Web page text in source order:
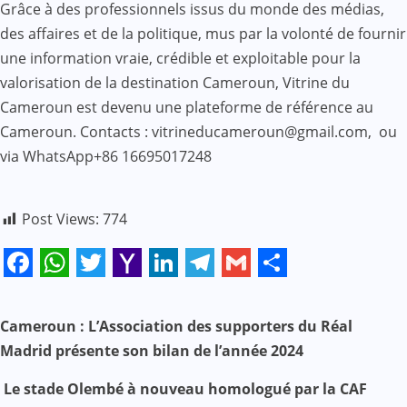
Grâce à des professionnels issus du monde des médias,
des affaires et de la politique, mus par la volonté de fournir
une information vraie, crédible et exploitable pour la
valorisation de la destination Cameroun, Vitrine du
Cameroun est devenu une plateforme de référence au
Cameroun. Contacts : vitrineducameroun@gmail.com, ou
via WhatsApp+86 16695017248
Post Views: 774
Facebook
WhatsApp
Twitter
Yahoo
Mail
LinkedIn
Telegram
GmailShare
N
a
v
Cameroun : L’Association des supporters du Réal
Madrid présente son bilan de l’année 2024
Le stade Olembé à nouveau homologué par la CAF